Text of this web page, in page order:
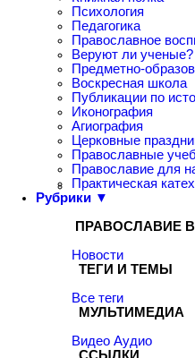
Психология
Педагогика
Православное
Веруют ли
Предметно-
Воскресная школа
Публикации по
Иконография
Агиография
Церковные
Православные
Православие для
Практическая
Рубрики ▼
ПРАВОСЛАВИЕ
Новости
ТЕГИ И ТЕМЫ
Все теги
МУЛЬТИМЕДИА
Видео Аудио